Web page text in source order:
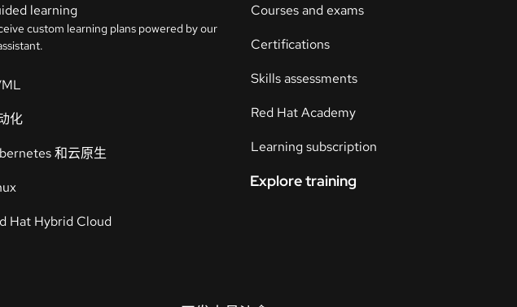
learning
custom learning plans powered by our
化
和云原生
Hat Hybrid Cloud
Courses and exams
Certifications
Skills assessments
Red Hat Academy
Learning subscription
Explore training